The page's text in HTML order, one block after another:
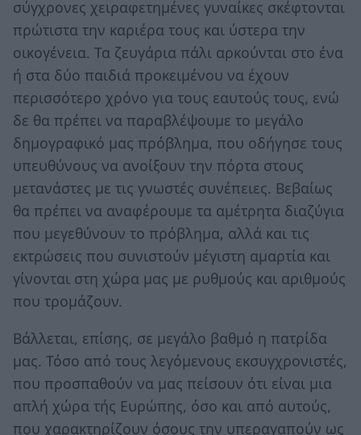
σύγχρονες χειραφετημένες γυναίκες σκέφτονται
πρώτιστα την καριέρα τους και ύστερα την
οικογένεια. Τα ζευγάρια πάλι αρκούνται στο ένα
ή στα δύο παιδιά προκειμένου να έχουν
περισσότερο χρόνο για τους εαυτούς τους, ενώ
δε θα πρέπει να παραβλέψουμε το μεγάλο
δημογραφικό μας πρόβλημα, που οδήγησε τους
υπευθύνους να ανοίξουν την πόρτα στους
μετανάστες με τις γνωστές συνέπειες. Βεβαίως
θα πρέπει να αναφέρουμε τα αμέτρητα διαζύγια
που μεγεθύνουν το πρόβλημα, αλλά και τις
εκτρώσεις που συνιστούν μέγιστη αμαρτία και
γίνονται στη χώρα μας με ρυθμούς και αριθμούς
που τρομάζουν.
Βάλλεται, επίσης, σε μεγάλο βαθμό η πατρίδα
μας. Τόσο από τους λεγόμενους εκσυγχρονιστές,
που προσπαθούν να μας πείσουν ότι είναι μια
απλή χώρα τής Ευρώπης, όσο και από αυτούς,
που χαρακτηρίζουν όσους την υπεραγαπούν ως